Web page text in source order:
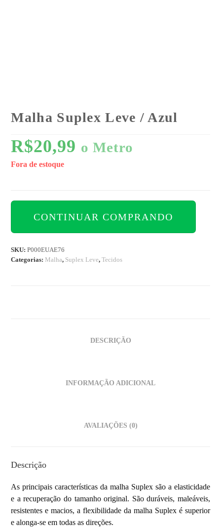
Malha Suplex Leve / Azul
R$20,99 o Metro
Fora de estoque
CONTINUAR COMPRANDO
SKU:P000EUAE76
Categorias: Malha, Suplex Leve,Tecidos
DESCRIÇÃO
INFORMAÇÃO ADICIONAL
AVALIAÇÕES (0)
Descrição
As principais características da malha Suplex são a elasticidade
e a recuperação do tamanho original. São duráveis, maleáveis,
resistentes e macios, a flexibilidade da malha Suplex é superior
e alonga-se em todas as direções.